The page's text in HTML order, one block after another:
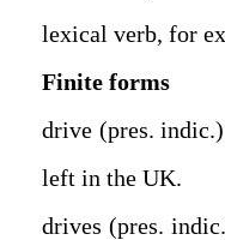
lexical verb, for
Finite forms
drive (pres.
left in the UK.
drives (pres.